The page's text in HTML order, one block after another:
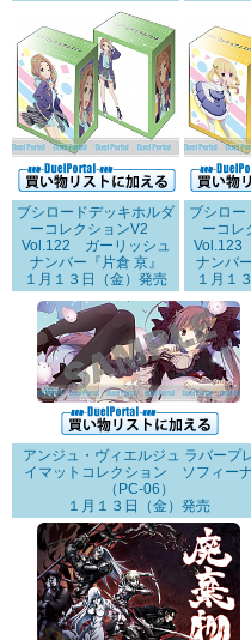
ブシロードデッキホルダ
ーコレクションV2
Vol.122 ガーリッシュ
ナンバー『片倉 京』
１月１３日（金）発売
ブシロー
ーコ
Vol.123
ナンバ
１月１
アンジュ・ヴィエルジュ ラバープ
イマットコレクション ソフィーナ
（PC-06）
１月１３日（金）発売